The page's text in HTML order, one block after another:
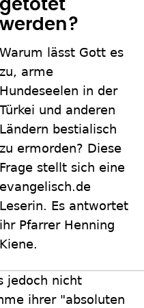
getötet
werden?
Warum lässt Gott es
zu, arme
Hundeseelen in der
Türkei und anderen
Ländern bestialisch
zu ermorden? Diese
Frage stellt sich eine
evangelisch.de
Leserin. Es antwortet
ihr Pfarrer Henning
Kiene.
jedoch nicht
ihrer "absoluten